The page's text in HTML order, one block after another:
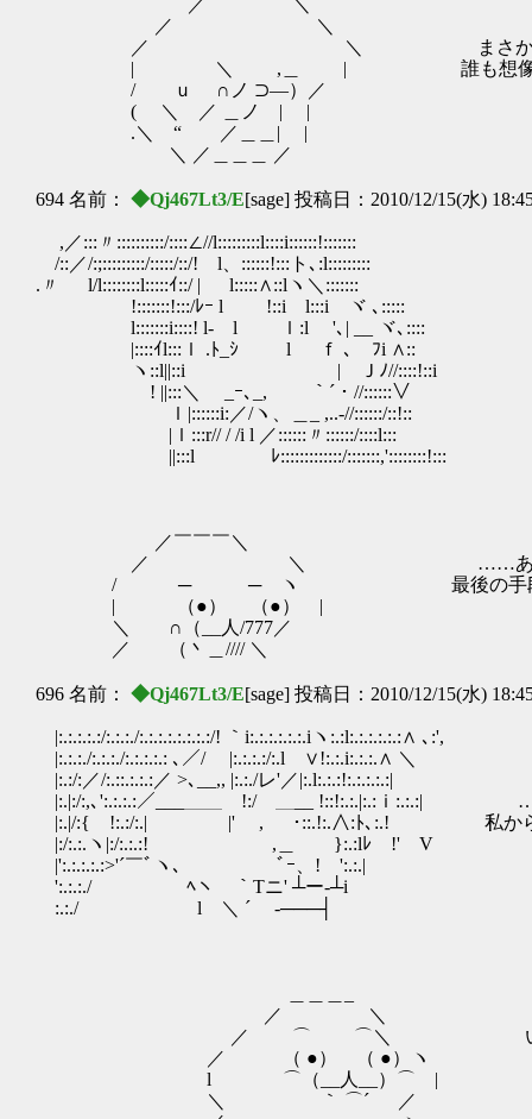
／ ＼
／ ＼
／ ＼ まさか、ここまで品
| ＼ ,＿ | 誰も想像でき
/ ｕ ∩ノ ⊃―）／
( ＼ ／ ＿ノ | |
.＼ “ ／＿＿| |
＼ ／＿＿＿ ／
694 名前： ◆Qj467Lt3/E[sage] 投稿日：2010/12/15(水)
,／:::〃::::::::::/::::∠//l:::::::::l::::i::::::!:::::::
/::／/:;:::::::::/:::::/::/! l、::::::!:::ト､:l:::::::::
.〃 l/l::::::::l:::::ｲ::/ | l:::::∧::lヽ＼:::::::
!:::::::!:::/ﾚｰ l !::i l:::i ヾ ､::::: 大人しく
l:::::::i::::! l- l ｌ:l '､| __ ヾ､:::: 横から
|::::ｲl:::ｌ .ﾄ_ｼ l ｆ ､ ﾌi ∧::
ヽ::l||::i | Ｊﾉ//::::!::i
! ||:::＼ _ｰ､_, ｀´・//::::::∨
ｌ|::::::i:／/ヽ、＿_ ,..-//::::::/::!::
|ｌ:::r// / /i l ／::::::〃::::::/::::l:::
||:::l ﾚ:::::::::::::/:::::::,'::::::::!:::
／￣￣￣＼
／ ＼ ……あまりやりたく
/ ─ ─ ヽ 最後の手段を使うし
| （●） （●） |
＼ ∩（__人/777／
／ （丶＿//// ＼
696 名前： ◆Qj467Lt3/E[sage] 投稿日：2010/12/15(水)
|:.:.:.:.:/:.:.:./:.:.:.:.:.:.:.:/! ｀i:.:.:.:.:.:.iヽ:.:l:.:.:.:.:.:∧ ､:',
|:.:.:./:.:.:./:.:.:.:.: ､／/ |:.:.:.:/:.l ∨!:.:.i:.:.:.∧ ＼
|:.:/:／/:.::.:.:.:／ >､__,, |:.:./レ'／|:.l:.:.:!:.:.:.:.:|
|:.|:/:,､':.:.:.:／___＿＿ !:/ ＿__ !::!:.:.|:.:ｉ:.:.:| ……
|:.|/:{ !:.:/:.| ￣￣￣ |' , ￣ ･::.!:.∧:ﾄ､:.! 私から奪
|:/:.:.ヽ|:/:.:.:! ,＿ }:.:lﾚ !' V
|':.:.:.:.:>'´￣ﾞヽ､ ﾞｰ、! ':.:.|
':.:.:./ ﾍヽ ｀Tニ' ┴ー‐┴i
:.:./ l ＼ ´ -───┤
／ ＼
／ ⌒ ⌒＼ いや、知り合いに聞い
／ （ ●） （ ●）ヽ 今度の休みを利
l ⌒（__人__）⌒ |
＼ ｀ ⌒´ ／